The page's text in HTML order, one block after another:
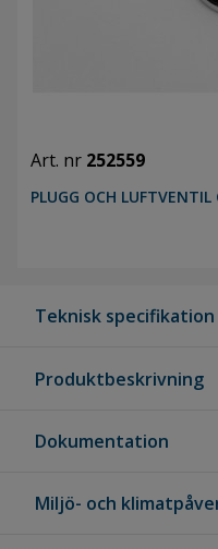
Art. nr 252559
PLUGG OCH
Teknisk specifikation
Produktbeskrivning
Dokumentation
Miljö- och